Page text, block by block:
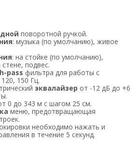
поворотной ручкой.
: музыка (по умолчанию), живое
: на стойке (по умолчанию),
подвес.
pass фильтра для работы с
150 Гц.
эквалайзер от -12 дБ до +6
0 до 343 м с шагом 25 см.
меню, предотвращающая
необходимо нажать и
в течение 5 секунд.